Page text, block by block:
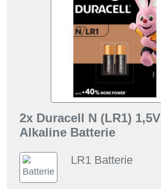
2x Duracell N (LR1) 1,5V
Alkaline Batterie
LR1 Batterie